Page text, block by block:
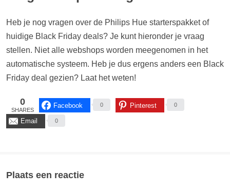
[content-egg-block template=price_comparison groups=”Hue
starterspakket White Ambiance”]
Prijsverloop...
[content-egg-block template=price_alert groups=”Hue
starterspakket White Ambiance”]
[content-egg-block template=price_comparison groups=”Hue
starterspakket White and Color”]
Prijsverloop...
[content-egg-block template=price_alert groups=”Hue
starterspakket White and Color”]
Heb je nog vragen over de Philips Hue starterspakket of
huidige Black Friday deals? Je kunt hieronder je vraag
stellen. Niet alle webshops worden meegenomen in het
automatische systeem. Heb je dus ergens anders een Black
Friday deal gezien? Laat het weten!
0
SHARES
Facebook 0 Pinterest 0
Email 0
Plaats een reactie